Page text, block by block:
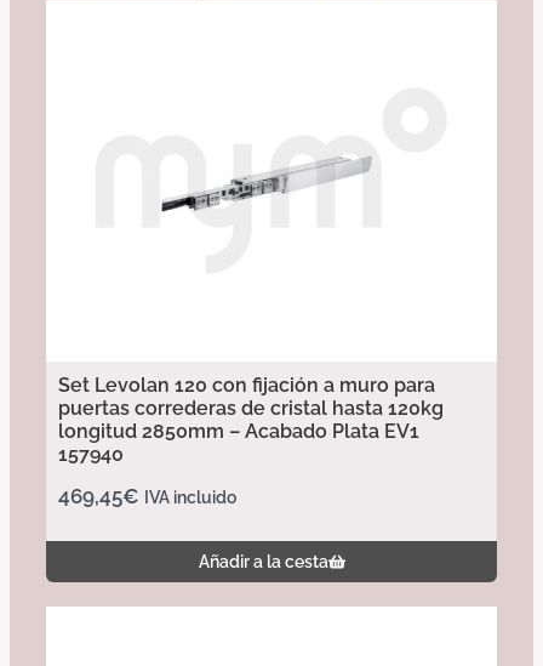
Set Levolan 120 con fijación a muro para
puertas correderas de cristal hasta 120kg
longitud 2850mm – Acabado Plata EV1
157940
469,45€ IVA incluido
Añadir a la cesta